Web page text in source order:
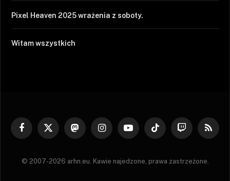
Pixel Heaven 2025 wrażenia z soboty.
Witam wszystkich
Facebook
X
MastodonInstagramYouTubeTikTok Twitch RSS
© 2007-2026 arhn.eu. Kawie najedzone, prawa zastrzeżone.